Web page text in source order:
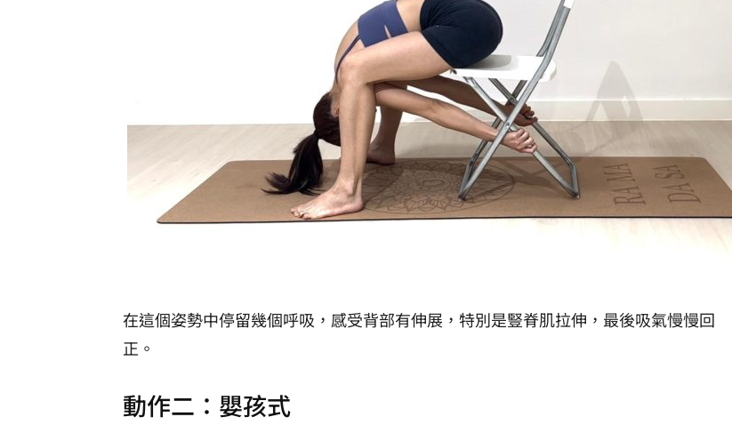
在這個姿勢中停留幾個呼吸，感受背部有伸展，特別是豎脊肌拉伸，最後吸氣慢慢回
正。
動作二：嬰孩式